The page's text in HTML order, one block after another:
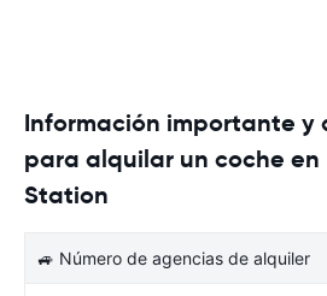
Información importante y
para alquilar un coche en
Station
🚙 Número de agencias de alquiler